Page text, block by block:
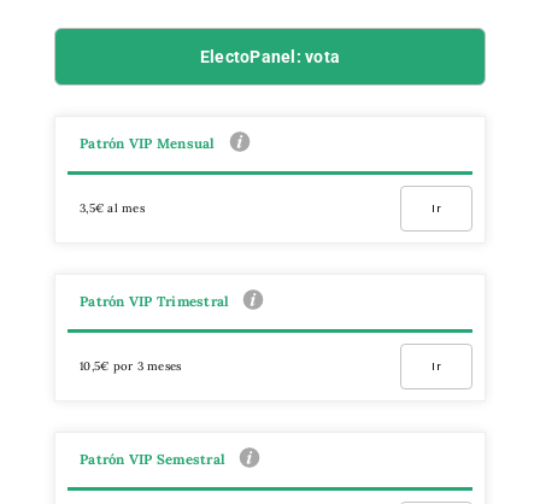
ElectoPanel: vota
Patrón VIP Mensual
3,5€ al mes Ir
Patrón VIP Trimestral
10,5€ por 3 meses Ir
Patrón VIP Semestral